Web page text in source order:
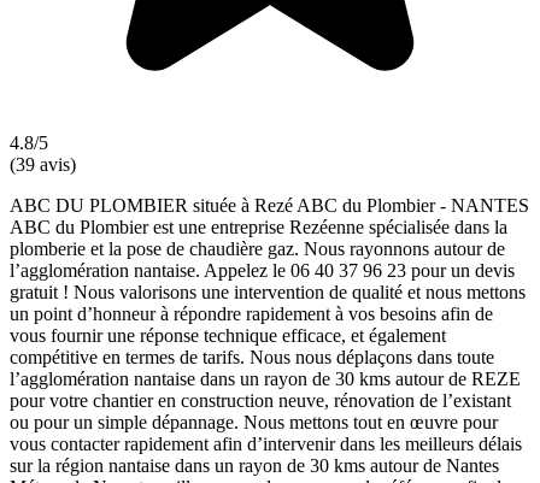
4.8/5
(39 avis)
ABC DU PLOMBIER située à Rezé ABC du Plombier - NANTES
ABC du Plombier est une entreprise Rezéenne spécialisée dans la
plomberie et la pose de chaudière gaz. Nous rayonnons autour de
l’agglomération nantaise. Appelez le 06 40 37 96 23 pour un devis
gratuit ! Nous valorisons une intervention de qualité et nous mettons
un point d’honneur à répondre rapidement à vos besoins afin de
vous fournir une réponse technique efficace, et également
compétitive en termes de tarifs. Nous nous déplaçons dans toute
l’agglomération nantaise dans un rayon de 30 kms autour de REZE
pour votre chantier en construction neuve, rénovation de l’existant
ou pour un simple dépannage. Nous mettons tout en œuvre pour
vous contacter rapidement afin d’intervenir dans les meilleurs délais
sur la région nantaise dans un rayon de 30 kms autour de Nantes